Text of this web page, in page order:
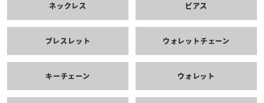
ネックレス ピアス
ブレスレット ウォレットチェーン
キーチェーン ウォレット